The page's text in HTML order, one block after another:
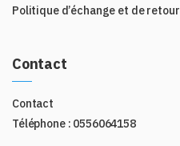
Politique d’échange et de retour
Contact
Contact
Téléphone : 0556064158